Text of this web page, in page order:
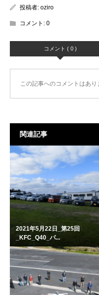
投稿者: oziro
コメント: 0
コメント ( 0 )
この記事へのコメントはあり
関連記事
2021年5月22日_第25回
_KFC_Q40_パ...